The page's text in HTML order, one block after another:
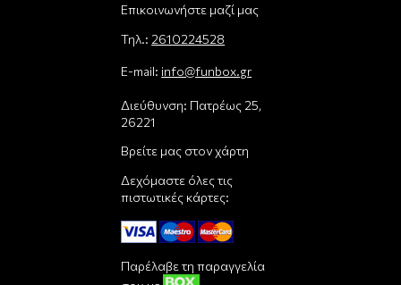
Επικοινωνήστε μαζί μας
Τηλ.: 2610224528
E-mail: info@funbox.gr
Διεύθυνση: Πατρέως 25,
26221
Βρείτε μας στον χάρτη
Δεχόμαστε όλες τις
πιστωτικές κάρτες:
Παρέλαβε τη παραγγελία